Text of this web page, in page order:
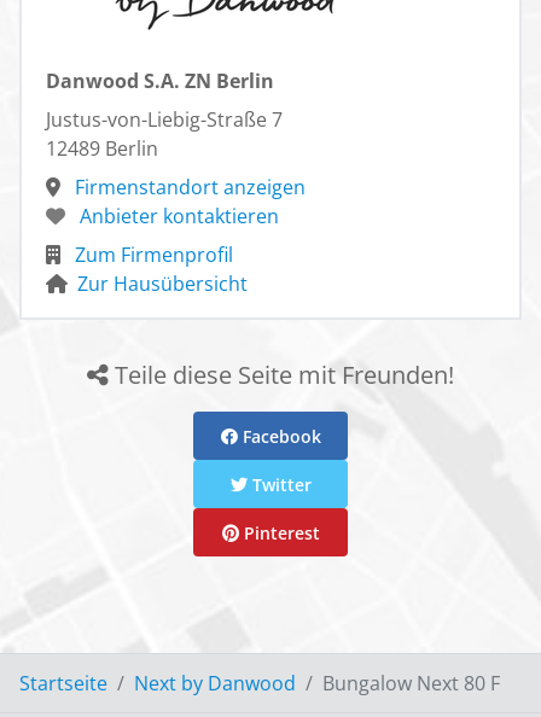
Danwood S.A. ZN Berlin
Justus-von-Liebig-Straße 7
12489 Berlin
Firmenstandort anzeigen
Anbieter kontaktieren
Zum Firmenprofil
Zur Hausübersicht
Teile diese Seite mit Freunden!
Facebook
Twitter
Pinterest
Startseite Next by Danwood Bungalow Next 80 F